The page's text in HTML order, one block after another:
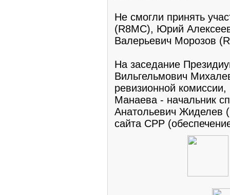
Не смогли принять
(R8MC), Юрий
Валерьевич Морозов
На заседание
Вильгельмович
ревизионной
Манаева - начальник
Анатольевич Жиделев
сайта СРР